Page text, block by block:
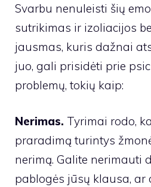
Svarbu nenuleisti šių
sutrikimas ir izoliacijos
jausmas, kuris dažnai
juo, gali prisidėti prie
problemų, tokių kaip:
Nerimas. Tyrimai rodo,
praradimą turintys
nerimą. Galite nerimauti
pablogės jūsų klausa, ar